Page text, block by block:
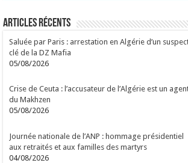
Articles Récents
Saluée par Paris : arrestation en Algérie d’un
clé de la DZ Mafia
05/08/2026
Crise de Ceuta : l’accusateur de l’Algérie est un
du Makhzen
05/08/2026
Journée nationale de l’ANP : hommage présidentiel
aux retraités et aux familles des martyrs
04/08/2026